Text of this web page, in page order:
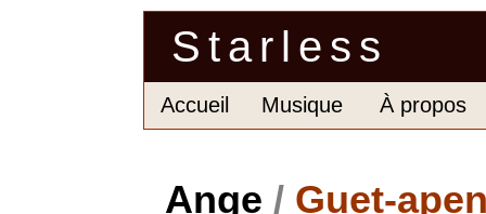
Starless
Accueil Musique À propos
Ange / Guet-